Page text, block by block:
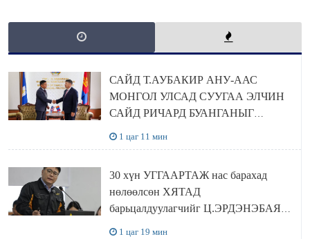
САЙД Т.АУБАКИР АНУ-ААС
МОНГОЛ УЛСАД СУУГАА ЭЛЧИН
САЙД РИЧАРД БУАНГАНЫГ
1 цаг 11 мин
30 хүн УГГААРТАЖ нас барахад
нөлөөлсөн ХЯТАД
барьцалдуулагчийг Ц.ЭРДЭНЭБАЯР
1 цаг 19 мин